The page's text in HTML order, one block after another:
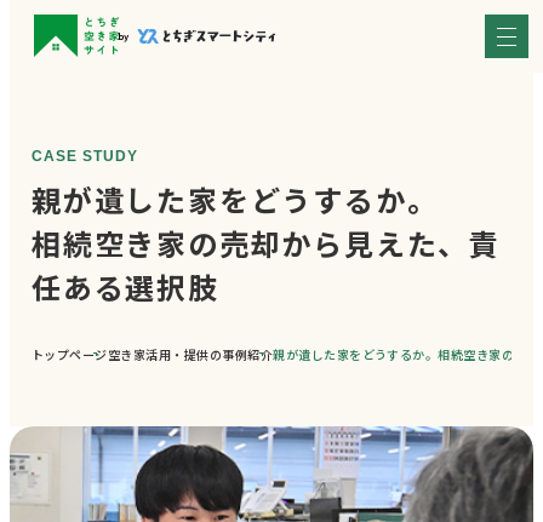
親が遺した家をどうするか。
相続空き家の売却から見えた、責
任ある選択肢
トップページ空き家活用・提供の事例紹介親が遺した家をどうするか。相続空き家の売